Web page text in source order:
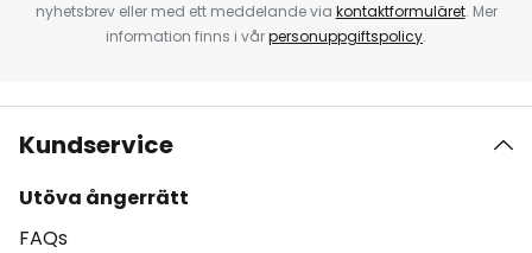
nyhetsbrev eller med ett meddelande via kontaktformuläret. Mer
information finns i vårpersonuppgiftspolicy.
Kundservice
Utöva ångerrätt
FAQs